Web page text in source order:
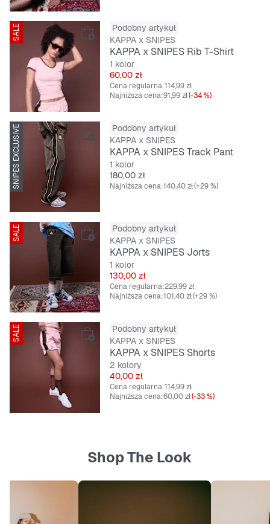
SALE SNIPES EXCLUSIVE
Podobny artykuł
KAPPA x SNIPES
KAPPA x SNIPES Rib T-Shirt
1 kolor
Cena
60,00 zł
Cena regularna:114,99 zł
Najniższa cena:91,99 zł(-34 %)
SNIPES EXCLUSIVE
Podobny artykuł
KAPPA x SNIPES
KAPPA x SNIPES Track Pant
1 kolor
Cena
180,00 zł
Najniższa cena:140,40 zł(+29 %)
SALE SNIPES EXCLUSIVE
Podobny artykuł
KAPPA x SNIPES
KAPPA x SNIPES Jorts
1 kolor
Cena
130,00 zł
Cena regularna:229,99 zł
Najniższa cena:101,40 zł(+29 %)
SALE
Podobny artykuł
KAPPA x SNIPES
KAPPA x SNIPES Shorts
2 kolory
Cena
40,00 zł
Cena regularna:114,99 zł
Najniższa cena:60,00 zł(-33 %)
Shop The Look